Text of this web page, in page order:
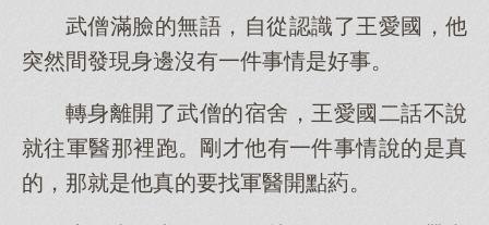
武僧滿臉的無語，自從認識了王愛國，他
突然間發現身邊沒有一件事情是好事。
轉身離開了武僧的宿舍，王愛國二話不說
就往軍醫那裡跑。剛才他有一件事情說的是真
的，那就是他真的要找軍醫開點葯。